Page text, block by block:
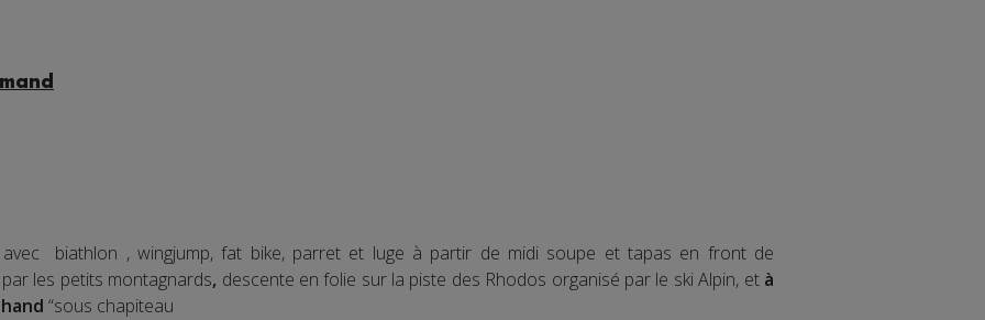
avec biathlon , wingjump, fat bike, parret et luge à partir de midi soupe et tapas en front de
les petits montagnards, descente en folie sur la piste des Rhodos organisé par le ski Alpin, et à
“sous chapiteau